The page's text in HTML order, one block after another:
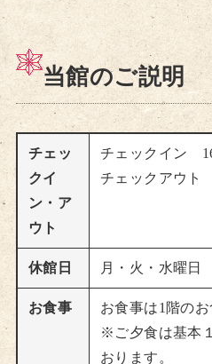
当館のご説明
チェッ
クイ
ン・ア
ウト
チェックイン
チェックアウト
休館日 月・火・水曜日
お食事
お食事は1階のお
※ご夕食は基本
おります。